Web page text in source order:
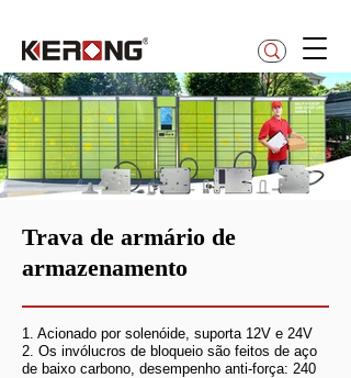
Trava de armário de
armazenamento
1. Acionado por solenóide, suporta 12V e 24V
2. Os invólucros de bloqueio são feitos de aço
de baixo carbono, desempenho anti-força: 240